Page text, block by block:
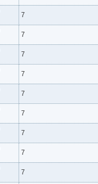
7
7
7
7
7
7
7
7
7